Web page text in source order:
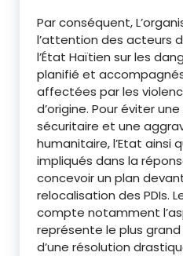
Par conséquent,
l’attention des acteurs
l’État Haïtien sur les
planifié et
affectées par les
d’origine. Pour éviter
sécuritaire et une
humanitaire, l’Etat ainsi
impliqués dans la
concevoir un plan
relocalisation des PDIs.
compte notamment
représente le plus
d’une résolution